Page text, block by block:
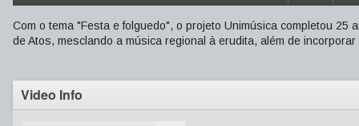
Com o tema "Festa e folguedo", o projeto Unimúsica completou
de Atos, mesclando a música regional à erudita, além de
Video Info